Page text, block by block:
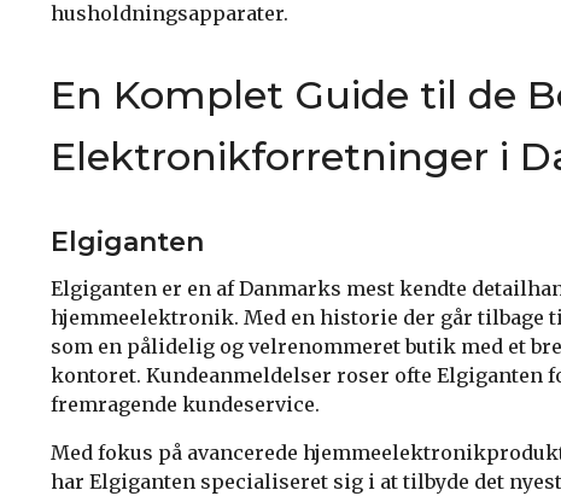
husholdningsapparater.
En Komplet Guide til de
Elektronikforretninger i
Elgiganten
Elgiganten er en af Danmarks mest kendte
hjemmeelektronik. Med en historie der går tilbage
som en pålidelig og velrenommeret butik med et
kontoret. Kundeanmeldelser roser ofte Elgiganten
fremragende kundeservice.
Med fokus på avancerede
har Elgiganten specialiseret sig i at tilbyde det